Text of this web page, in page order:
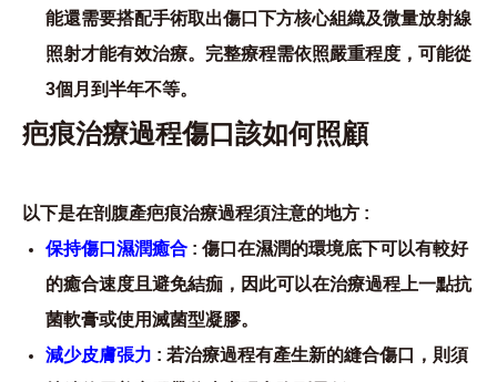
能還需要搭配手術取出傷口下方核心組織及微量放射線
照射才能有效治療。完整療程需依照嚴重程度，可能從
3個月到半年不等。
疤痕治療過程傷口該如何照顧
以下是在剖腹產疤痕治療過程須注意的地方 :
保持傷口濕潤癒合 : 傷口在濕潤的環境底下可以有較好
的癒合速度且避免結痂，因此可以在治療過程上一點抗
菌軟膏或使用滅菌型凝膠。
減少皮膚張力 : 若治療過程有產生新的縫合傷口，則須